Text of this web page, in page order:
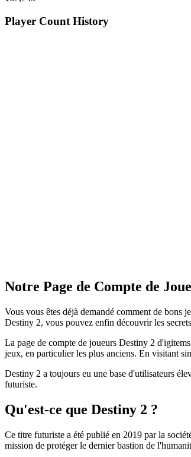
Player Count History
Notre Page de Compte de
Vous vous êtes déjà demandé comment de bons
Destiny 2, vous pouvez enfin découvrir les
La page de compte de joueurs Destiny 2
jeux, en particulier les plus anciens. En visitant
Destiny 2 a toujours eu une base d'utilisateurs
futuriste.
Qu'est-ce que Destiny 2 ?
Ce titre futuriste a été publié en 2019 par la
mission de protéger le dernier bastion de